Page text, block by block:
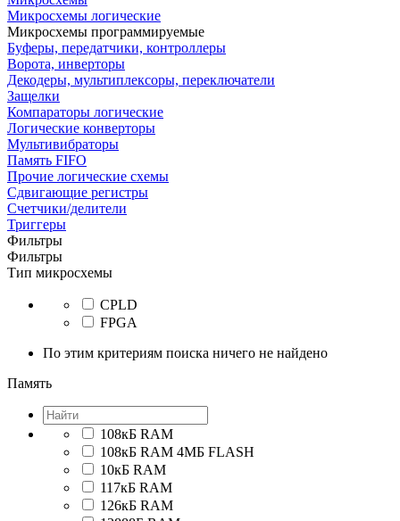
Микросхемы логические
Микросхемы программируемые
Буферы, передатчики, контроллеры
Ворота, инверторы
Декодеры, мультиплексоры, переключатели
Защелки
Компараторы логические
Логические конверторы
Мультивибраторы
Память FIFO
Прочие логические схемы
Сдвигающие регистры
Счетчики/делители
Триггеры
Фильтры
Фильтры
Тип микросхемы
CPLD
FPGA
По этим критериям поиска ничего не найдено
Память
108кБ RAM
108кБ RAM 4МБ FLASH
10кБ RAM
117кБ RAM
126кБ RAM